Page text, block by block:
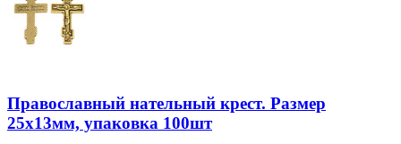
Православный нательный крест. Размер
25х13мм, упаковка 100шт